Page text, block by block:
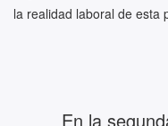
la realidad laboral de esta
En la